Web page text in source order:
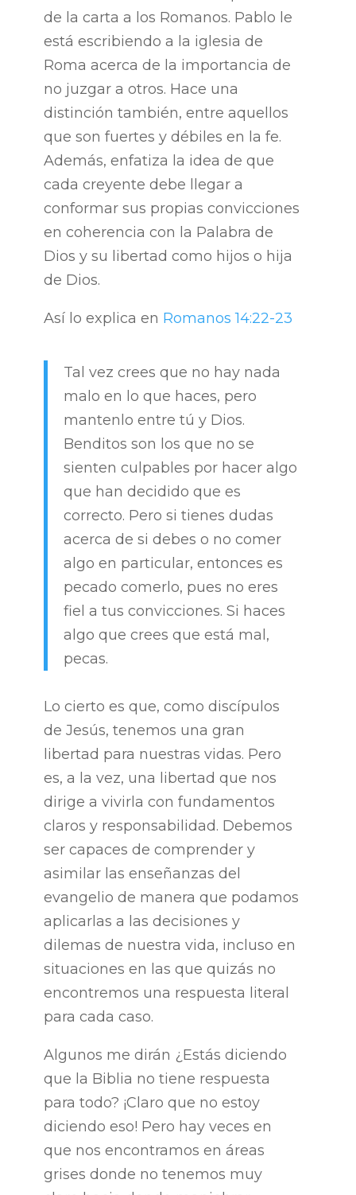
de la carta a los Romanos. Pablo le
está escribiendo a la iglesia de
Roma acerca de la importancia de
no juzgar a otros. Hace una
distinción también, entre aquellos
que son fuertes y débiles en la fe.
Además, enfatiza la idea de que
cada creyente debe llegar a
conformar sus propias convicciones
en coherencia con la Palabra de
Dios y su libertad como hijos o hija
de Dios.
Así lo explica en Romanos 14:22-23
Tal vez crees que no hay nada
malo en lo que haces, pero
mantenlo entre tú y Dios.
Benditos son los que no se
sienten culpables por hacer algo
que han decidido que es
correcto. Pero si tienes dudas
acerca de si debes o no comer
algo en particular, entonces es
pecado comerlo, pues no eres
fiel a tus convicciones. Si haces
algo que crees que está mal,
pecas.
Lo cierto es que, como discípulos
de Jesús, tenemos una gran
libertad para nuestras vidas. Pero
es, a la vez, una libertad que nos
dirige a vivirla con fundamentos
claros y responsabilidad. Debemos
ser capaces de comprender y
asimilar las enseñanzas del
evangelio de manera que podamos
aplicarlas a las decisiones y
dilemas de nuestra vida, incluso en
situaciones en las que quizás no
encontremos una respuesta literal
para cada caso.
Algunos me dirán ¿Estás diciendo
que la Biblia no tiene respuesta
para todo? ¡Claro que no estoy
diciendo eso! Pero hay veces en
que nos encontramos en áreas
grises donde no tenemos muy